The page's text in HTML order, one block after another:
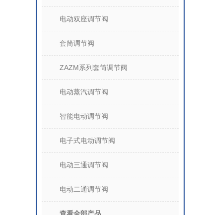
电动双座调节阀
套筒调节阀
ZAZM系列套筒调节阀
电动蒸汽调节阀
智能电动调节阀
电子式电动调节阀
电动三通调节阀
电动二通调节阀